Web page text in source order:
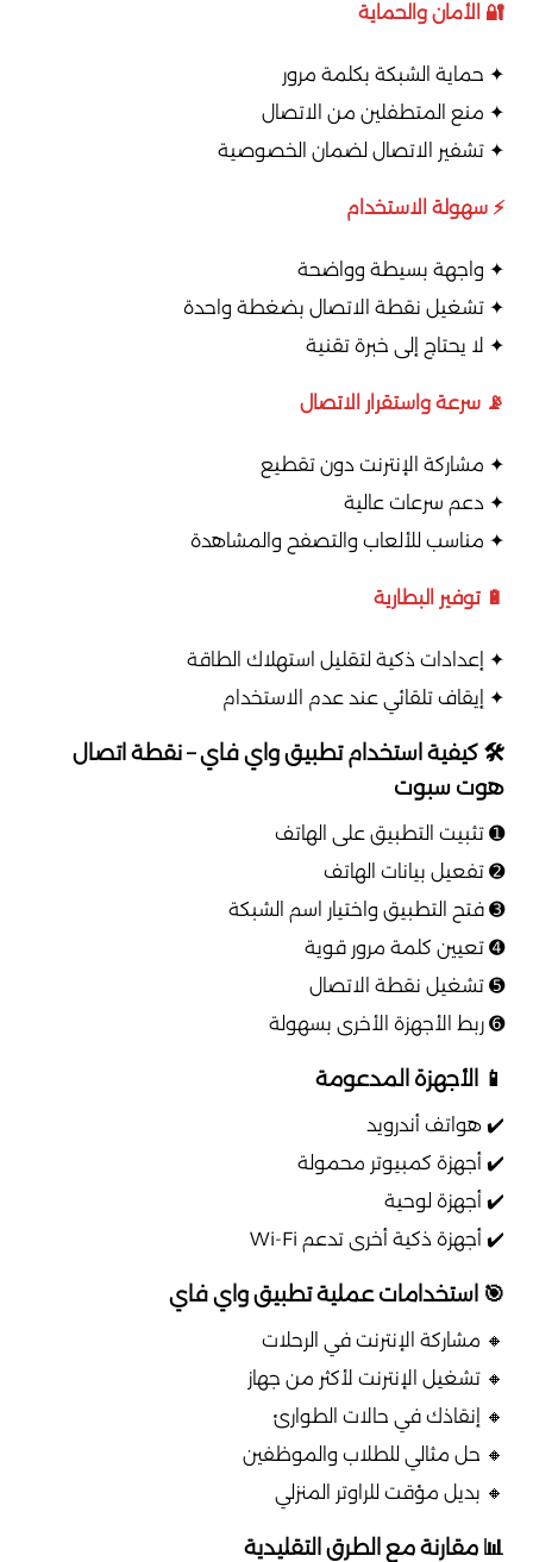
🔐 الأمان والحماية
✦ حماية الشبكة بكلمة مرور
✦ منع المتطفلين من الاتصال
✦ تشفير الاتصال لضمان الخصوصية
⚡ سهولة الاستخدام
✦ واجهة بسيطة وواضحة
✦ تشغيل نقطة الاتصال بضغطة واحدة
✦ لا يحتاج إلى خبرة تقنية
📡 سرعة واستقرار الاتصال
✦ مشاركة الإنترنت دون تقطيع
✦ دعم سرعات عالية
✦ مناسب للألعاب والتصفح والمشاهدة
🔋 توفير البطارية
✦ إعدادات ذكية لتقليل استهلاك الطاقة
✦ إيقاف تلقائي عند عدم الاستخدام
🛠️ كيفية استخدام تطبيق واي فاي – نقطة اتصال
هوت سبوت
➊ تثبيت التطبيق على الهاتف
➋ تفعيل بيانات الهاتف
➌ فتح التطبيق واختيار اسم الشبكة
➍ تعيين كلمة مرور قوية
➎ تشغيل نقطة الاتصال
➏ ربط الأجهزة الأخرى بسهولة
📱 الأجهزة المدعومة
✔️ هواتف أندرويد
✔️ أجهزة كمبيوتر محمولة
✔️ أجهزة لوحية
✔️ أجهزة ذكية أخرى تدعم Wi-Fi
🎯 استخدامات عملية تطبيق واي فاي
🔸 مشاركة الإنترنت في الرحلات
🔸 تشغيل الإنترنت لأكثر من جهاز
🔸 إنقاذك في حالات الطوارئ
🔸 حل مثالي للطلاب والموظفين
🔸 بديل مؤقت للراوتر المنزلي
📊 مقارنة مع الطرق التقليدية